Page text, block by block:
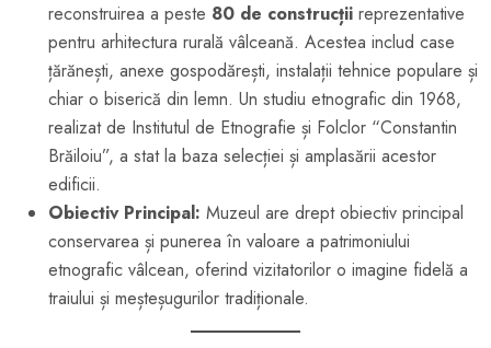
reconstruirea a peste 80 de construcții reprezentative
pentru arhitectura rurală vâlceană. Acestea includ case
țărănești, anexe gospodărești, instalații tehnice populare și
chiar o biserică din lemn. Un studiu etnografic din 1968,
realizat de Institutul de Etnografie și Folclor “Constantin
Brăiloiu”, a stat la baza selecției și amplasării acestor
edificii.
Obiectiv Principal: Muzeul are drept obiectiv principal
conservarea și punerea în valoare a patrimoniului
etnografic vâlcean, oferind vizitatorilor o imagine fidelă a
traiului și meșteșugurilor tradiționale.